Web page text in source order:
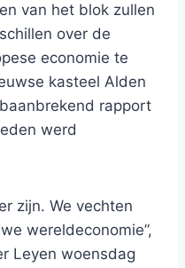
van het blok zullen
over de
economie te
kasteel Alden
rapport
werd
zijn. We vechten
wereldeconomie”,
Leyen woensdag